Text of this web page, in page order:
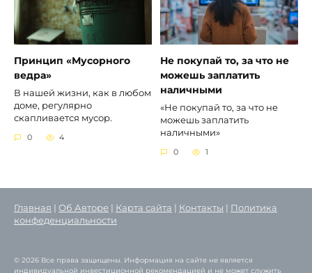
Принцип «Мусорного
ведра»
В нашей жизни, как в любом
доме, регулярно
скапливается мусор.
0 4
Не покупай то, за что не
можешь заплатить
наличными
«Не покупай то, за что не
можешь заплатить
наличными»
0 1
Главная Об Авторе Карта сайта Контакты
Политика
конфеденциальности
© 2026 Все права защищены. Информация на сайте не является
индивидуальной инвестиционной рекомендацией и не может служить